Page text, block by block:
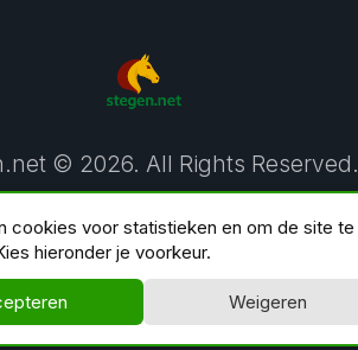
© 2026. All Rights Reserved.
cookies voor statistieken en om de site te
hieronder je voorkeur.
Weigeren